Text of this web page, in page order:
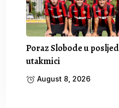
Poraz Slobode u
utakmici
August 8, 2026